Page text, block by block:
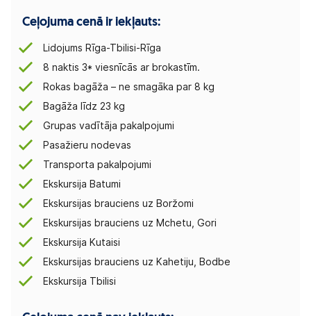
Ceļojuma cenā ir iekļauts:
Lidojums Rīga-Tbilisi-Rīga
8 naktis 3* viesnīcās ar brokastīm.
Rokas bagāža – ne smagāka par 8 kg
Bagāža līdz 23 kg
Grupas vadītāja pakalpojumi
Pasažieru nodevas
Transporta pakalpojumi
Ekskursija Batumi
Ekskursijas brauciens uz Boržomi
Ekskursijas brauciens uz Mchetu, Gori
Ekskursija Kutaisi
Ekskursijas brauciens uz Kahetiju, Bodbe
Ekskursija Tbilisi